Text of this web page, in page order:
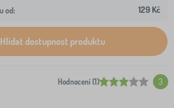
od: 129 Kč
Hlídat dostupnost produktu
Hodnocení (1) 3